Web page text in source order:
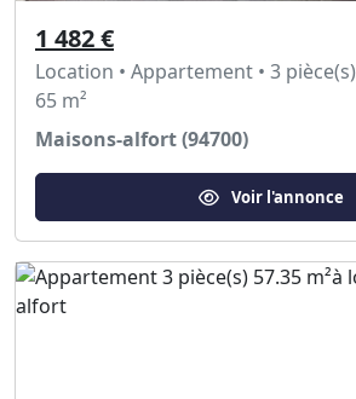
1 482 €
Location • Appartement • 3
65 m²
Maisons-alfort (94700)
Voir l'annonce